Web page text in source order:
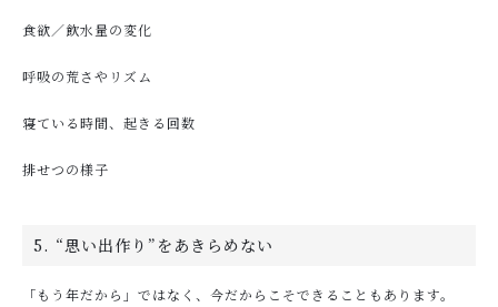
食欲／飲水量の変化
呼吸の荒さやリズム
寝ている時間、起きる回数
排せつの様子
5. “思い出作り”をあきらめない
「もう年だから」ではなく、今だからこそできることもあります。